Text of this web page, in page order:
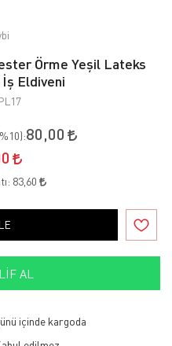
Örme Yeşil Lateks
İş Eldiveni
%10):80,00
83,60
AL
içinde kargoda